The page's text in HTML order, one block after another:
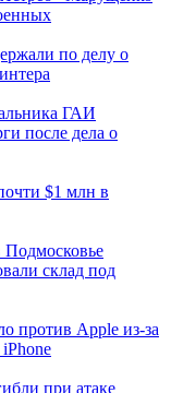
по делу о
ГАИ
после дела о
$1 млн в
склад под
против Apple из-за
при атаке